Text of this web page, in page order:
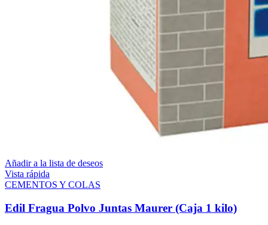
Añadir a la lista de deseos
Vista rápida
CEMENTOS Y COLAS
Edil Fragua Polvo Juntas Maurer (Caja 1 kilo)